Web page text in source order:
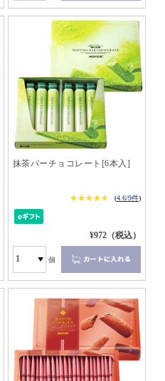
抹茶バーチョコレート[6本入]
★★★★★
★★★★★ (4.6/9件)
¥972（税込）
個